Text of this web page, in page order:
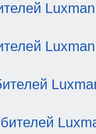
Luxman
Luxman